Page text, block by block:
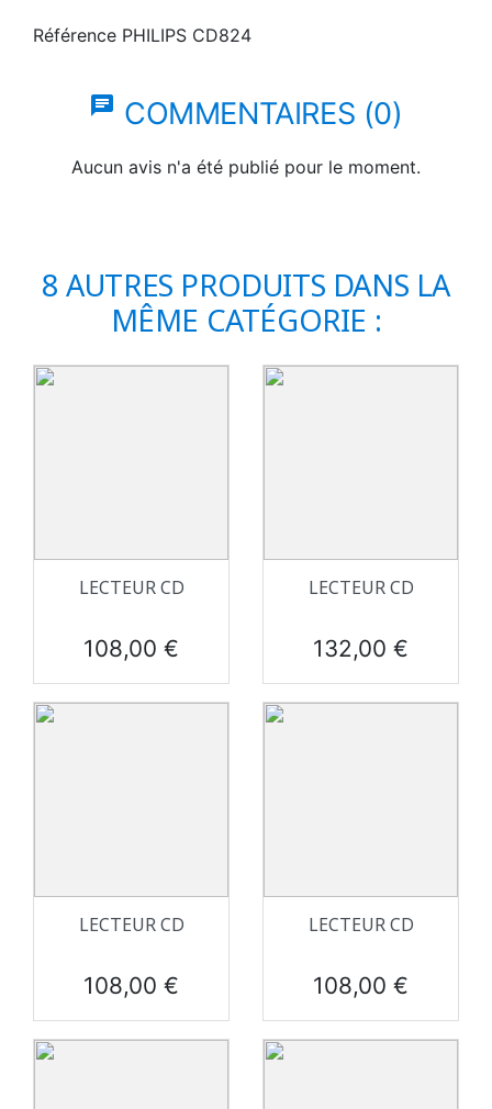
Référence PHILIPS CD824
chat COMMENTAIRES (0)
Aucun avis n'a été publié pour le moment.
8 AUTRES PRODUITS DANS LA
MÊME CATÉGORIE :
LECTEUR CD
Prix
108,00 €
LECTEUR CD
Prix
132,00 €
LECTEUR CD
Prix
108,00 €
LECTEUR CD
Prix
108,00 €